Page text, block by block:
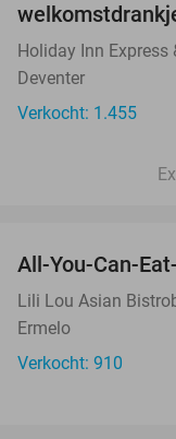
Holiday Inn Express
Deventer
Verkocht: 1.455
All-You-Can-
Lili Lou Asian
Ermelo
Verkocht: 910